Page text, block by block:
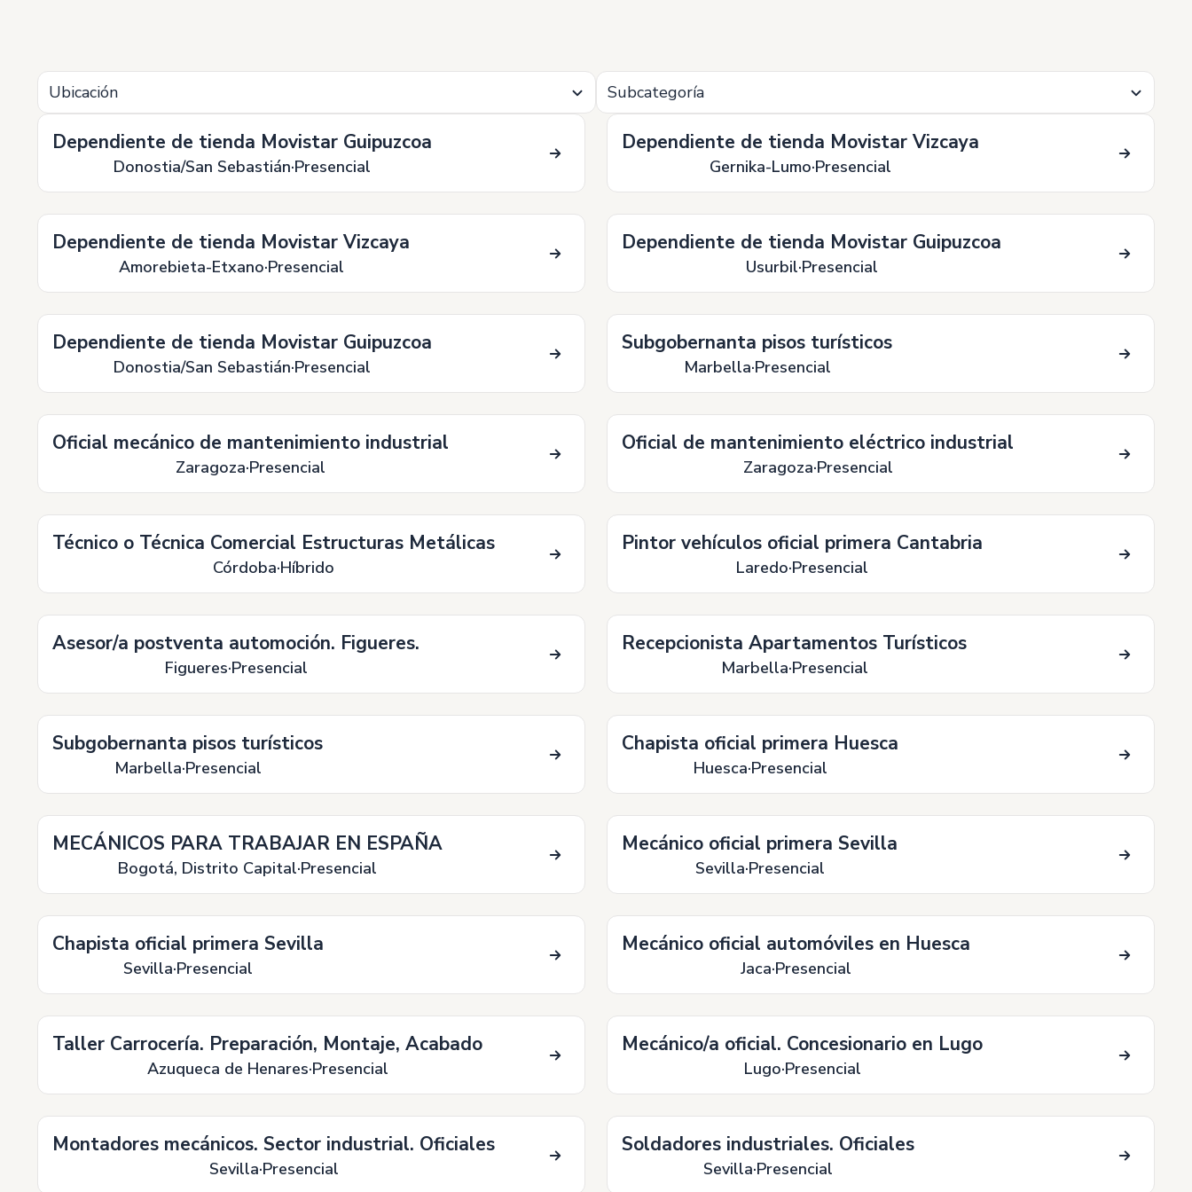
Ubicación Subcategoría
Dependiente de tienda Movistar Guipuzcoa
Donostia/San Sebastián Presencial
Dependiente de tienda Movistar Vizcaya
Gernika-Lumo Presencial
Dependiente de tienda Movistar Vizcaya
Amorebieta-Etxano Presencial
Dependiente de tienda Movistar Guipuzcoa
Usurbil Presencial
Dependiente de tienda Movistar Guipuzcoa
Donostia/San Sebastián Presencial
Subgobernanta pisos turísticos
Marbella Presencial
Oficial mecánico de mantenimiento industrial
Zaragoza Presencial
Oficial de mantenimiento eléctrico industrial
Zaragoza Presencial
Técnico o Técnica Comercial Estructuras Metálicas
Córdoba Híbrido
Pintor vehículos oficial primera Cantabria
Laredo Presencial
Asesor/a postventa automoción. Figueres.
Figueres Presencial
Recepcionista Apartamentos Turísticos
Marbella Presencial
Subgobernanta pisos turísticos
Marbella Presencial
Chapista oficial primera Huesca
Huesca Presencial
MECÁNICOS PARA TRABAJAR EN ESPAÑA
Bogotá, Distrito Capital Presencial
Mecánico oficial primera Sevilla
Sevilla Presencial
Chapista oficial primera Sevilla
Sevilla Presencial
Mecánico oficial automóviles en Huesca
Jaca Presencial
Taller Carrocería. Preparación, Montaje, Acabado
Azuqueca de Henares Presencial
Mecánico/a oficial. Concesionario en Lugo
Lugo Presencial
Montadores mecánicos. Sector industrial. Oficiales
Sevilla Presencial
Soldadores industriales. Oficiales
Sevilla Presencial